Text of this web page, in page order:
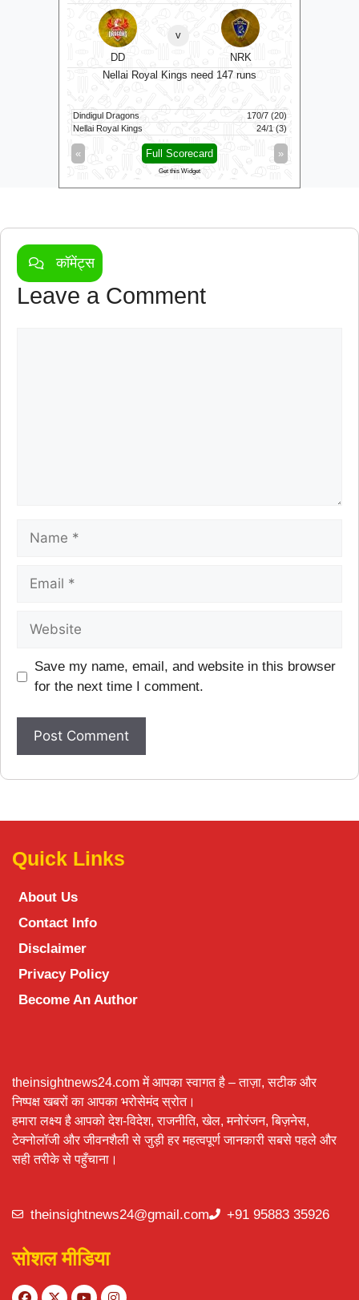
DD
v
NRK
Nellai Royal Kings need 147 runs
Dindigul Dragons
170/7 (20)
Nellai Royal Kings
24/1 (3)
« »
Full Scorecard
Get this Widget
कॉमेंट्स
Leave a Comment
Save my name, email, and website in this browser
for the next time I comment.
Quick Links
About Us
Contact Info
Disclaimer
Privacy Policy
Become An Author
theinsightnews24.com में आपका स्वागत है – ताज़ा, सटीक और
निष्पक्ष खबरों का आपका भरोसेमंद स्रोत।
हमारा लक्ष्य है आपको देश-विदेश, राजनीति, खेल, मनोरंजन, बिज़नेस,
टेक्नोलॉजी और जीवनशैली से जुड़ी हर महत्वपूर्ण जानकारी सबसे पहले और
सही तरीके से पहुँचाना।
theinsightnews24@gmail.com +91 95883 35926
सोशल मीडिया